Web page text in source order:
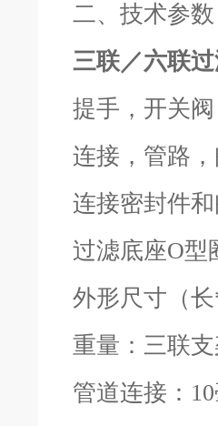
二、技术参
三联／六联
提手，开关
连接，管路
连接密封件
过滤底座O型
外形尺寸（
重量：三联
管道连接：